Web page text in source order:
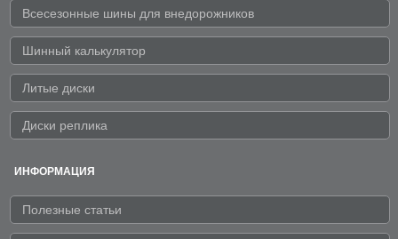
Всесезонные шины для внедорожников
Шинный калькулятор
Литые диски
Диски реплика
ИНФОРМАЦИЯ
Полезные статьи